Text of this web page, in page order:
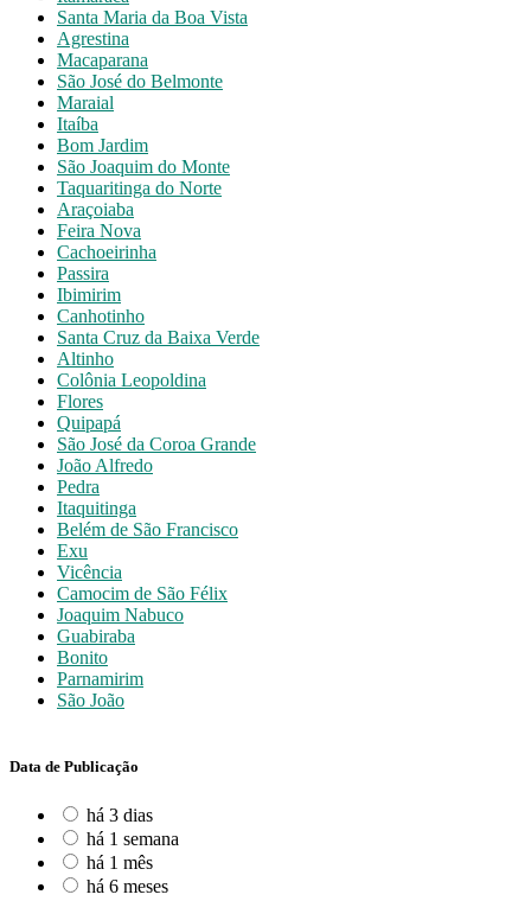
Santa Maria da Boa Vista
Agrestina
Macaparana
São José do Belmonte
Maraial
Itaíba
Bom Jardim
São Joaquim do Monte
Taquaritinga do Norte
Araçoiaba
Feira Nova
Cachoeirinha
Passira
Ibimirim
Canhotinho
Santa Cruz da Baixa Verde
Altinho
Colônia Leopoldina
Flores
Quipapá
São José da Coroa Grande
João Alfredo
Pedra
Itaquitinga
Belém de São Francisco
Exu
Vicência
Camocim de São Félix
Joaquim Nabuco
Guabiraba
Bonito
Parnamirim
São João
Data de Publicação
há 3 dias
há 1 semana
há 1 mês
há 6 meses